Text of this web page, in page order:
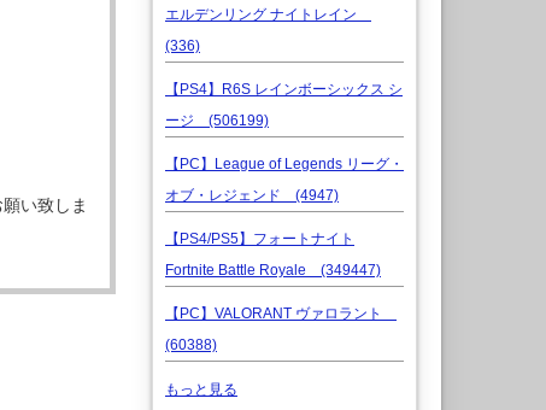
い致しま
エルデンリング ナイトレイン
(336)
【PS4】R6S レインボーシックス シ
ージ (506199)
【PC】League of Legends リーグ・
オブ・レジェンド (4947)
【PS4/PS5】フォートナイト
Fortnite Battle Royale (349447)
【PC】VALORANT ヴァロラント
(60388)
もっと見る